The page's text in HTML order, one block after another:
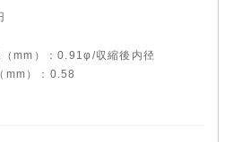
mm）：0.91φ/収縮後内径
mm）：0.58